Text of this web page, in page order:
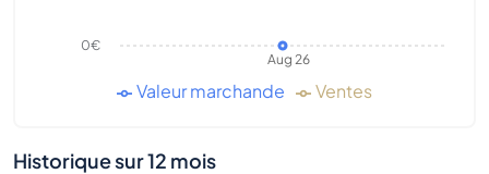
Aug 26
0€
Valeur marchande Ventes
Historique sur 12 mois